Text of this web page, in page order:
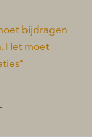
bijdragen
Het moet